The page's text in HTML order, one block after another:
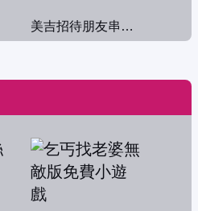
美吉招待朋友串門子